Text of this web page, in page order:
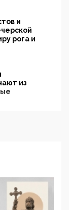
и
рога и
из
но